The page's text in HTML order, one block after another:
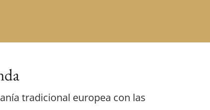
tradicional europea con las